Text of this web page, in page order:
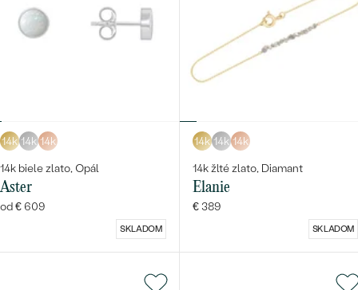
14k 14k 14k
14k biele zlato, Opál
Aster
od € 609
SKLADOM
14k 14k 14k
14k žlté zlato, Diamant
Elanie
€ 389
SKLADOM